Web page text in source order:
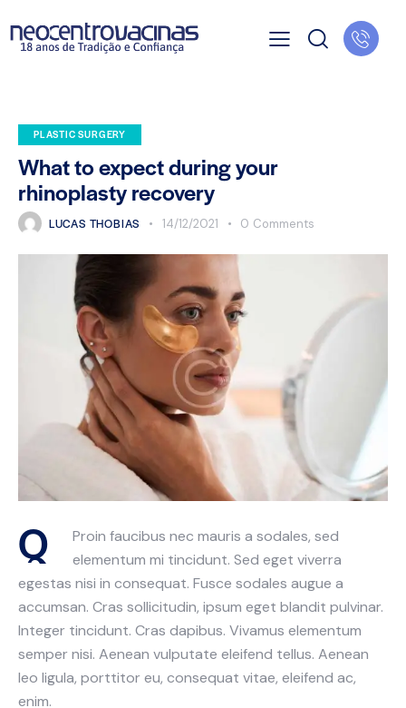
PLASTIC SURGERY
What to expect during your
rhinoplasty recovery
LUCAS THOBIAS 14/12/2021 0 Comments
Q
Proin faucibus nec mauris a sodales, sed
elementum mi tincidunt. Sed eget viverra
egestas nisi in consequat. Fusce sodales augue a
accumsan. Cras sollicitudin, ipsum eget blandit pulvinar.
Integer tincidunt. Cras dapibus. Vivamus elementum
semper nisi. Aenean vulputate eleifend tellus. Aenean
leo ligula, porttitor eu, consequat vitae, eleifend ac,
enim.